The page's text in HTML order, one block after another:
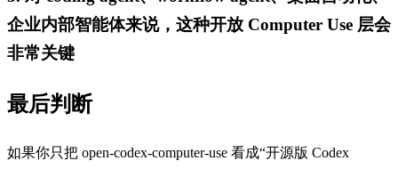
企业内部智能体来说，这种开放 Computer Use 层会
非常关键
最后判断
如果你只把 open-codex-computer-use 看成“开源版 Codex